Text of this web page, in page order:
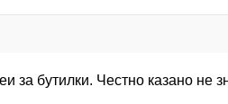
за бутилки. Честно казано не